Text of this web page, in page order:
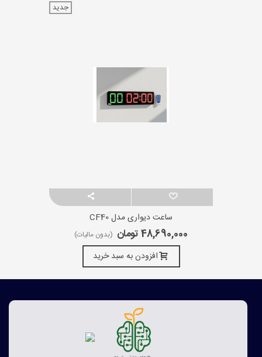
جدید
ساعت دیواری مدل CF40
48,690,000 تومان (بدون مالیات)
افزودن به سبد خرید